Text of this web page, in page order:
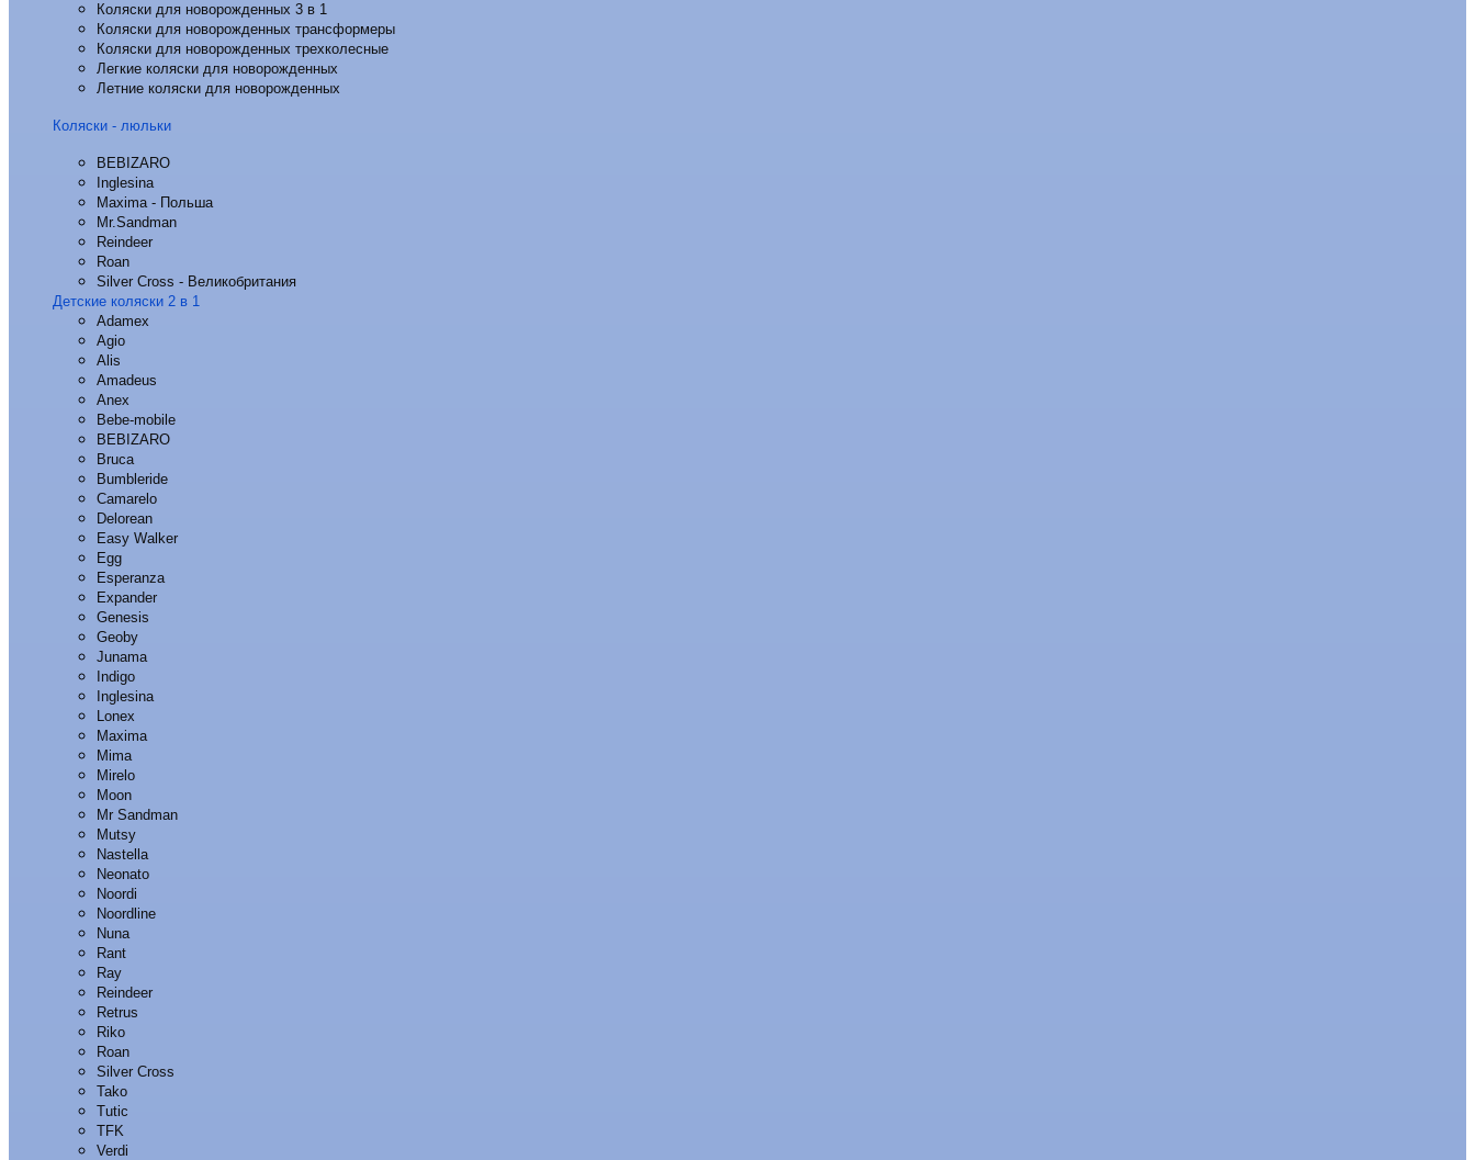
Коляски для новорожденных 3 в 1
Коляски для новорожденных трансформеры
Коляски для новорожденных трехколесные
Легкие коляски для новорожденных
Летние коляски для новорожденных
Коляски - люльки
BEBIZARO
Inglesina
Maxima - Польша
Mr.Sandman
Reindeer
Roan
Silver Cross - Великобритания
Детские коляски 2 в 1
Adamex
Agio
Alis
Amadeus
Anex
Bebe-mobile
BEBIZARO
Bruca
Bumbleride
Camarelo
Delorean
Easy Walker
Egg
Esperanza
Expander
Genesis
Geoby
Junama
Indigo
Inglesina
Lonex
Maxima
Mima
Mirelo
Moon
Mr Sandman
Mutsy
Nastella
Neonato
Noordi
Noordline
Nuna
Rant
Ray
Reindeer
Retrus
Riko
Roan
Silver Cross
Tako
Tutic
TFK
Verdi